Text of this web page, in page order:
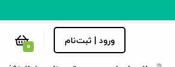
ورود | ثبت‌نام 0